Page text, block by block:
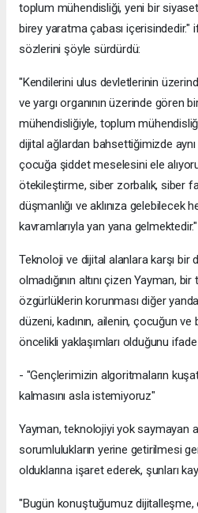
toplum mühendisliği, yeni bir
birey yaratma çabası içerisindedir."
sözlerini şöyle sürdürdü:
"Kendilerini ulus devletlerinin
ve yargı organının üzerinde gören
mühendisliğiyle, toplum
dijital ağlardan bahsettiğimizde
çocuğa şiddet meselesini ele
ötekileştirme, siber zorbalık, siber
düşmanlığı ve aklınıza gelebilecek
kavramlarıyla yan yana gelmektedir."
Teknoloji ve dijital alanlara karşı bir
olmadığının altını çizen Yayman,
özgürlüklerin korunması diğer
düzeni, kadının, ailenin, çocuğun ve
öncelikli yaklaşımları olduğunu
- "Gençlerimizin algoritmaların
kalmasını asla istemiyoruz"
Yayman, teknolojiyi yok saymayan
sorumlulukların yerine getirilmesi
olduklarına işaret ederek, şunları
"Bugün konuştuğumuz dijitalleşme,